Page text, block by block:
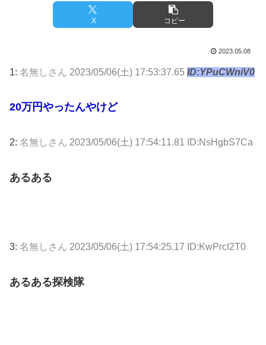
X コピー
2023.05.08
1: 名無しさん 2023/05/06(土) 17:53:37.65 ID:YPuCWniV0
20万円やったんやけど
2: 名無しさん 2023/05/06(土) 17:54:11.81 ID:NsHgbS7Ca
あるある
3: 名無しさん 2023/05/06(土) 17:54:25.17 ID:KwPrcl2T0
あるある探検隊